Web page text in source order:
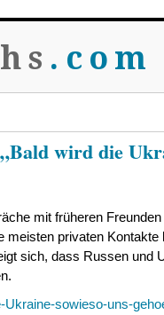
.com
wird die
mit früheren Freunden
meisten privaten Kontakte
sich, dass Russen und
Ukraine-sowieso-uns-